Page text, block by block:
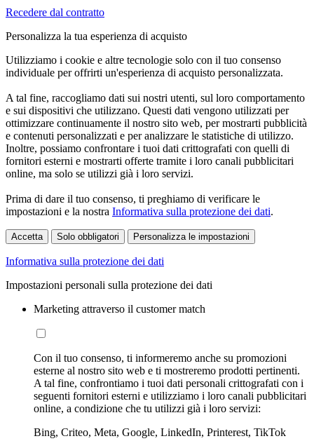
Recedere dal contratto
Personalizza la tua esperienza di acquisto
Utilizziamo i cookie e altre tecnologie solo con il tuo consenso
individuale per offrirti un'esperienza di acquisto personalizzata.
A tal fine, raccogliamo dati sui nostri utenti, sul loro comportamento
e sui dispositivi che utilizzano. Questi dati vengono utilizzati per
ottimizzare continuamente il nostro sito web, per mostrarti pubblicità
e contenuti personalizzati e per analizzare le statistiche di utilizzo.
Inoltre, possiamo confrontare i tuoi dati crittografati con quelli di
fornitori esterni e mostrarti offerte tramite i loro canali pubblicitari
online, ma solo se utilizzi già i loro servizi.
Prima di dare il tuo consenso, ti preghiamo di verificare le
impostazioni e la nostra Informativa sulla protezione dei dati.
Accetta Solo obbligatori Personalizza le impostazioni
Informativa sulla protezione dei dati
Impostazioni personali sulla protezione dei dati
Marketing attraverso il customer match
Con il tuo consenso, ti informeremo anche su promozioni
esterne al nostro sito web e ti mostreremo prodotti pertinenti.
A tal fine, confrontiamo i tuoi dati personali crittografati con i
seguenti fornitori esterni e utilizziamo i loro canali pubblicitari
online, a condizione che tu utilizzi già i loro servizi:
Bing, Criteo, Meta, Google, LinkedIn, Printerest, TikTok